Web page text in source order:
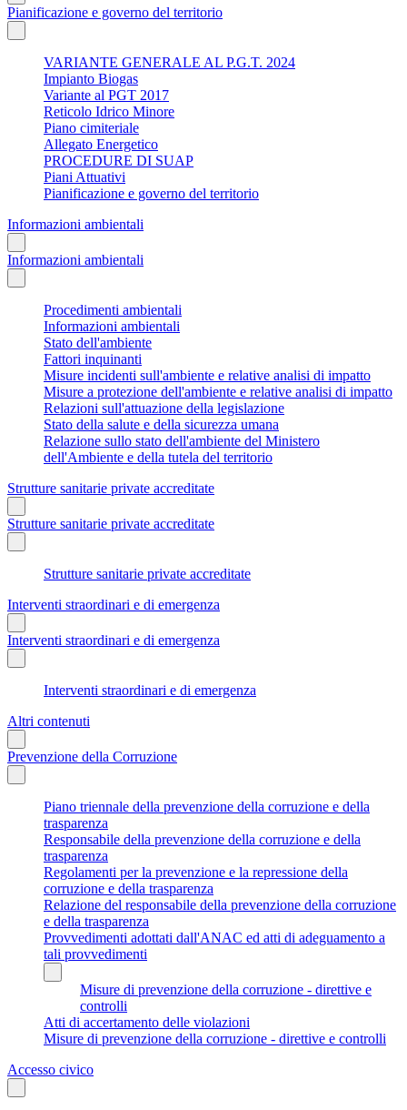
Pianificazione e governo del territorio
VARIANTE GENERALE AL P.G.T. 2024
Impianto Biogas
Variante al PGT 2017
Reticolo Idrico Minore
Piano cimiteriale
Allegato Energetico
PROCEDURE DI SUAP
Piani Attuativi
Pianificazione e governo del territorio
Informazioni ambientali
Informazioni ambientali
Procedimenti ambientali
Informazioni ambientali
Stato dell'ambiente
Fattori inquinanti
Misure incidenti sull'ambiente e relative analisi di impatto
Misure a protezione dell'ambiente e relative analisi di impatto
Relazioni sull'attuazione della legislazione
Stato della salute e della sicurezza umana
Relazione sullo stato dell'ambiente del Ministero
dell'Ambiente e della tutela del territorio
Strutture sanitarie private accreditate
Strutture sanitarie private accreditate
Strutture sanitarie private accreditate
Interventi straordinari e di emergenza
Interventi straordinari e di emergenza
Interventi straordinari e di emergenza
Altri contenuti
Prevenzione della Corruzione
Piano triennale della prevenzione della corruzione e della
trasparenza
Responsabile della prevenzione della corruzione e della
trasparenza
Regolamenti per la prevenzione e la repressione della
corruzione e della trasparenza
Relazione del responsabile della prevenzione della corruzione
e della trasparenza
Provvedimenti adottati dall'ANAC ed atti di adeguamento a
tali provvedimenti
Misure di prevenzione della corruzione - direttive e
controlli
Atti di accertamento delle violazioni
Misure di prevenzione della corruzione - direttive e controlli
Accesso civico